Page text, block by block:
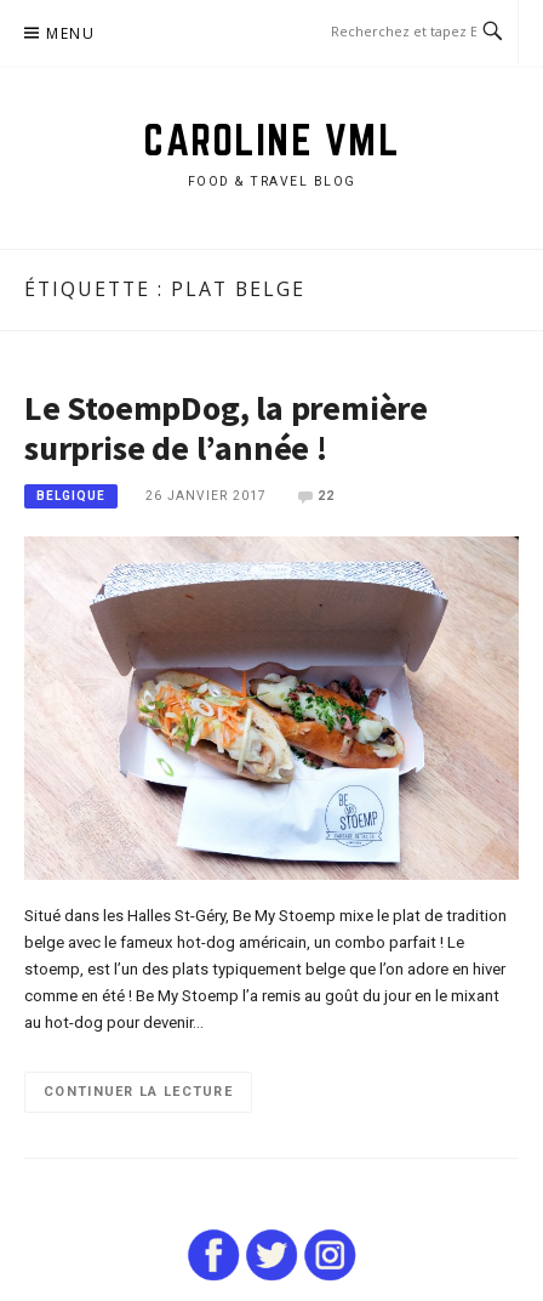
MENU
CAROLINE VML
FOOD & TRAVEL BLOG
ÉTIQUETTE : PLAT BELGE
Le StoempDog, la première
surprise de l’année !
BELGIQUE 26 JANVIER 2017 22
Situé dans les Halles St-Géry, Be My Stoemp mixe le plat de tradition
belge avec le fameux hot-dog américain, un combo parfait ! Le
stoemp, est l’un des plats typiquement belge que l’on adore en hiver
comme en été ! Be My Stoemp l’a remis au goût du jour en le mixant
au hot-dog pour devenir…
CONTINUER LA LECTURE